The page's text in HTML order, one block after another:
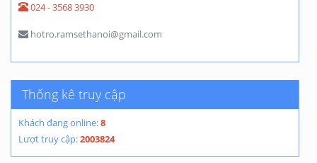
024 - 3568 3930
hotro.ramsethanoi@gmail.com
Thống kê truy cập
Khách đang online:8
Lượt truy cập:2003824